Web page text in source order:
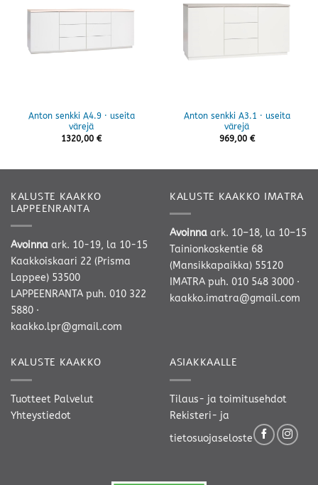
Anton senkki A4.9 · useita
värejä
1320,00 €
Anton senkki A3.1 · useita
värejä
969,00 €
KALUSTE KAAKKO
LAPPEENRANTA
Avoinna ark. 10-19, la 10-15
Kaakkoiskaari 22 (Prisma
Lappee) 53500
LAPPEENRANTA puh. 010 322
5880 ·
kaakko.lpr@gmail.com
KALUSTE KAAKKO IMATRA
Avoinna ark. 10–18, la 10–15
Tainionkoskentie 68
(Mansikkapaikka) 55120
IMATRA puh. 010 548 3000 ·
kaakko.imatra@gmail.com
KALUSTE KAAKKO
Tuotteet Palvelut
Yhteystiedot
ASIAKKAALLE
Tilaus- ja toimitusehdot
Rekisteri- ja
tietosuojaseloste